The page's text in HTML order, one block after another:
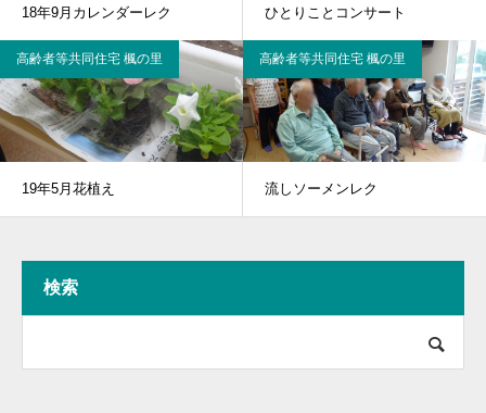
18年9月カレンダーレク ひとりことコンサート
高齢者等共同住宅 楓の里
19年5月花植え
高齢者等共同住宅 楓の里
流しソーメンレク
検索